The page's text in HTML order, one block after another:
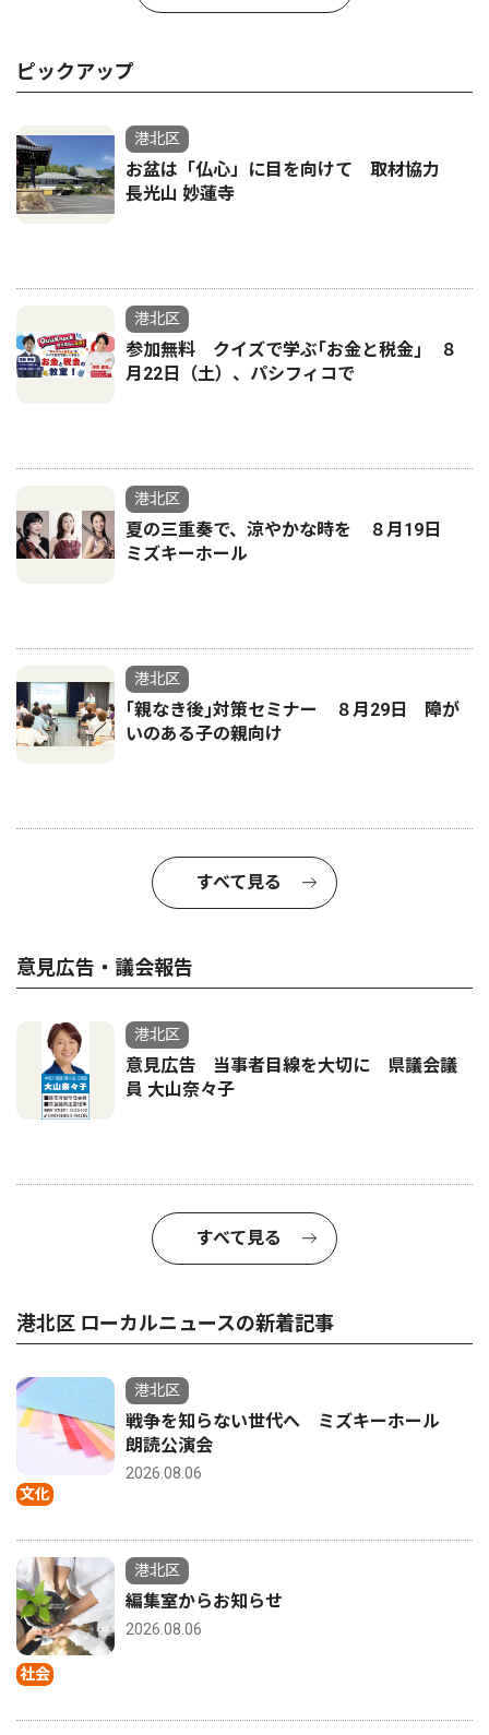
ピックアップ
港北区
お盆は「仏心」に目を向けて 取材協力
長光山 妙蓮寺
港北区
参加無料 クイズで学ぶ｢お金と税金｣ ８
月22日（土）、パシフィコで
港北区
夏の三重奏で、涼やかな時を ８月19日
ミズキーホール
港北区
｢親なき後｣対策セミナー ８月29日 障が
いのある子の親向け
すべて見る
意見広告・議会報告
港北区
意見広告 当事者目線を大切に 県議会議
員 大山奈々子
すべて見る
港北区 ローカルニュースの新着記事
文化
港北区
戦争を知らない世代へ ミズキーホール
朗読公演会
2026.08.06
社会
港北区
編集室からお知らせ
2026.08.06